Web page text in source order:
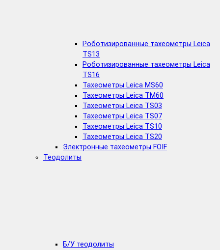
Роботизированные тахеометры Leica
TS13
Роботизированные тахеометры Leica
TS16
Тахеометры Leica MS60
Тахеометры Leica TM60
Тахеометры Leica TS03
Тахеометры Leica TS07
Тахеометры Leica TS10
Тахеометры Leica TS20
Электронные тахеометры FOIF
Теодолиты
Б/У теодолиты